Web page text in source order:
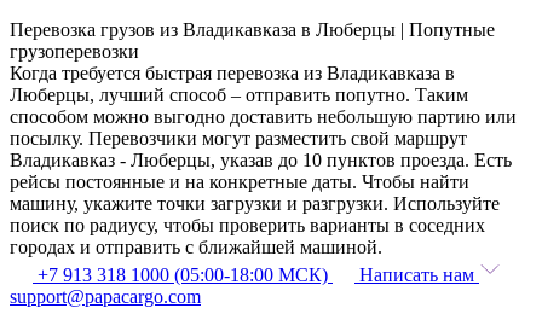
Перевозка грузов из Владикавказа в Люберцы | Попутные
грузоперевозки
Когда требуется быстрая перевозка из Владикавказа в
Люберцы, лучший способ – отправить попутно. Таким
способом можно выгодно доставить небольшую партию или
посылку. Перевозчики могут разместить свой маршрут
Владикавказ - Люберцы, указав до 10 пунктов проезда. Есть
рейсы постоянные и на конкретные даты. Чтобы найти
машину, укажите точки загрузки и разгрузки. Используйте
поиск по радиусу, чтобы проверить варианты в соседних
городах и отправить с ближайшей машиной.
+7 913 318 1000 (05:00-18:00 МСК)
Написать нам
support@papacargo.com